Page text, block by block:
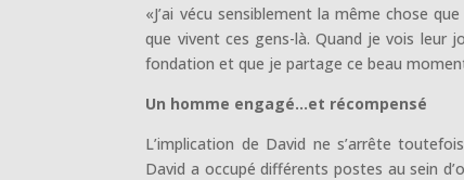
«J’ai vécu sensiblement la même chose
que vivent ces gens-là. Quand je vois leur
fondation et que je partage ce beau
Un homme engagé…et récompensé
L’implication de David ne s’arrête
David a occupé différents postes au sein